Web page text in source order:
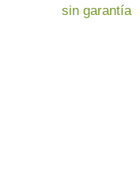
sin garantía